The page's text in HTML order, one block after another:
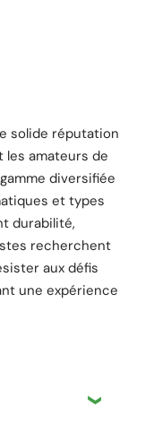
solide réputation
les amateurs de
diversifiée
et types
durabilité,
recherchent
aux défis
une expérience